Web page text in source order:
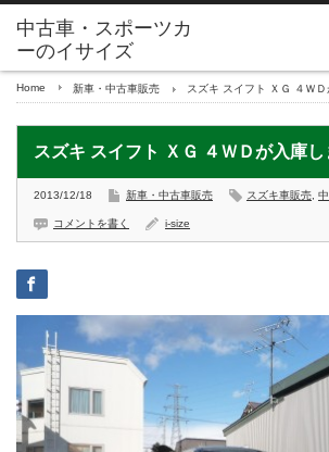
Home 新車・中古車販売 スズキ スイフト ＸＧ ４ＷＤ
スズキ スイフト ＸＧ ４ＷＤが入庫し
2013/12/18 新車・中古車販売 スズキ車販売
コメントを書く i-size